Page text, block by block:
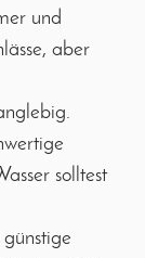
und
aber
solltest